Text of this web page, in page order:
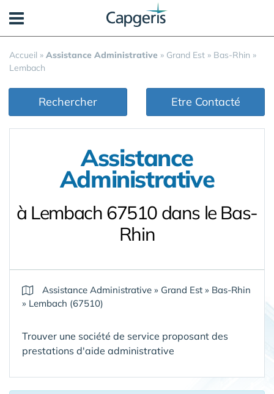
Accueil » Assistance Administrative » Grand Est » Bas-Rhin »
Lembach
Rechercher Etre Contacté
Assistance
Administrative
à Lembach 67510 dans le Bas-
Rhin
Assistance Administrative » Grand Est » Bas-Rhin
» Lembach (67510)
Trouver une société de service proposant des
prestations d'aide administrative